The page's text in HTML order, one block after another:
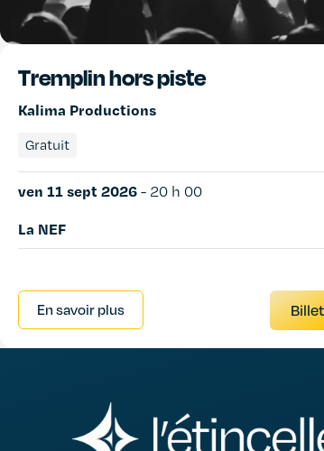
Tremplin hors piste
Kalima Productions
Gratuit
ven 11 sept 2026 - 20 h 00
La NEF
En savoir plus